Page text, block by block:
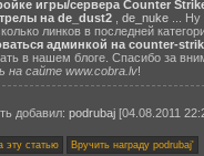
игры/сервера Counter
на de_dust2, de_nuke... Ну
линков в последней
админкой на counter-
в нашем блоге. Спасибо за
на сайте www.cobra.lv!
добавил: podrubaj[04.08.2011